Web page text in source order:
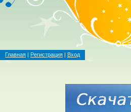
Главная | Регистрация | Вход